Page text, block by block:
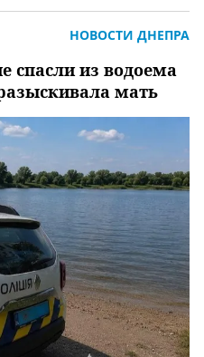
спасли из водоема
мать
НОВОСТИ ДНЕПРА